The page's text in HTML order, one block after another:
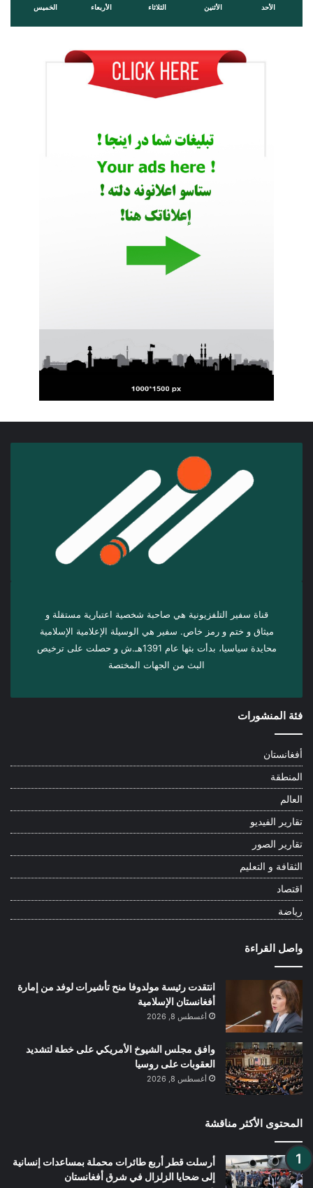
الأحد الأثنين الثلاثاء الأربعاء الخميس
قناة سفير التلفزيونية هي صاحبة شخصية اعتبارية مستقلة و
ميثاق و ختم و رمز خاص. سفیر هي الوسيلة الإعلامية الإسلامية
محايدة سياسيا، بدأت بثها عام 1391هـ.ش و حصلت على ترخيص
البث من الجهات المختصة
فئة المنشورات
أفغانستان
المنطقة
العالم
تقارير الفيديو
تقارير الصور
الثقافة و التعليم
اقتصاد
رياضة
واصل القراءة
انتقدت رئيسة مولدوفا منح تأشيرات لوفد من إمارة
أفغانستان الإسلامية
أغسطس 8, 2026
وافق مجلس الشيوخ الأمريكي على خطة لتشديد
العقوبات على روسيا
أغسطس 8, 2026
المحتوى الأكثر مناقشة
أرسلت قطر أربع طائرات محملة بمساعدات إنسانية
إلى ضحايا الزلزال في شرق أفغانستان